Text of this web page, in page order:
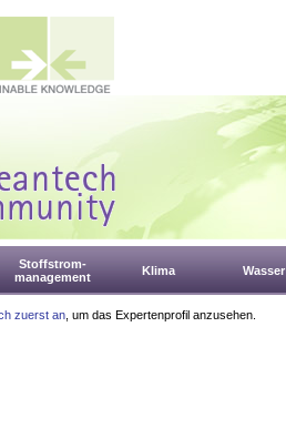
Stoffstrom-
management
Klima Wasser
zuerst an , um das Expertenprofil anzusehen.